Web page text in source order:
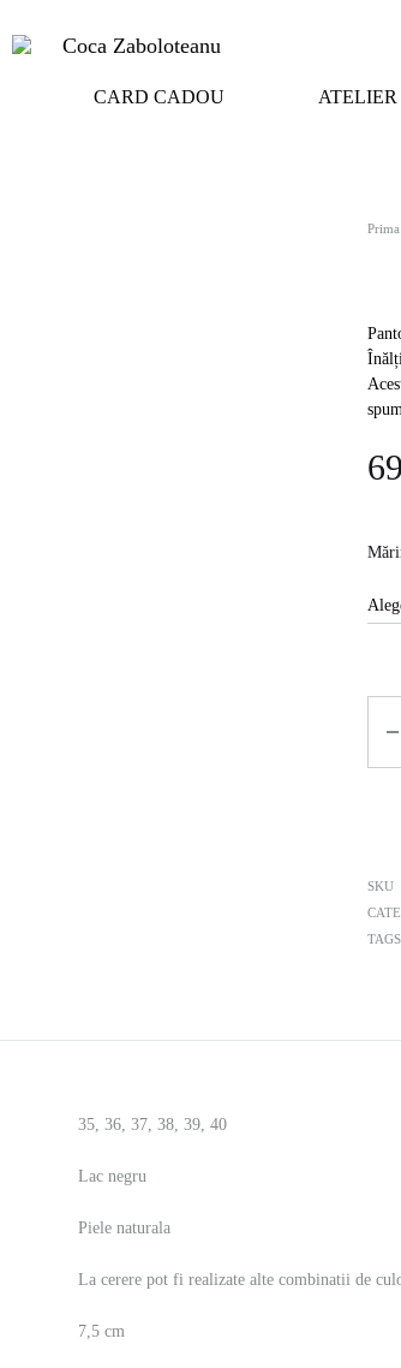
ZaboloteanuCARD CADOU ATELIER
SKU
TAGS
35, 36, 37, 38, 39, 40
Lac negru
Piele naturala
La cerere pot fi realizate alte combinatii de
7,5 cm